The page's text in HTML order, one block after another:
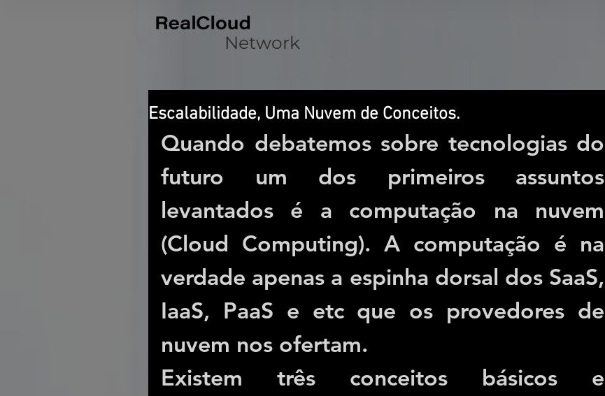
Network
Escalabilidade, Uma Nuvem de Conceitos.
Quando debatemos sobre tecnologias do
futuro um dos primeiros assuntos
levantados é a computação na nuvem
(Cloud Computing). A computação é na
verdade apenas a espinha dorsal dos SaaS,
IaaS, PaaS e etc que os provedores de
nuvem nos ofertam.
Existem três conceitos básicos e